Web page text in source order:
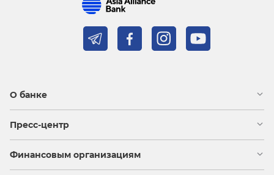
О банке
Пресс-центр
Финансовым организациям